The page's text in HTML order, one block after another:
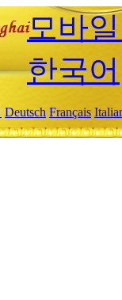
모바
한국어
Deutsch Français